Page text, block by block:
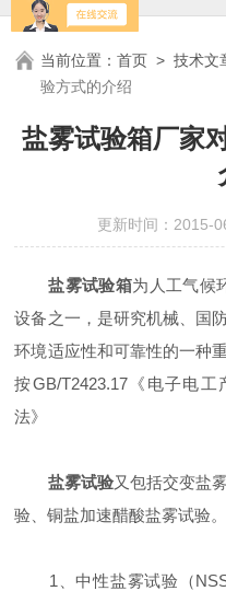
当前位置：首页 >技术文
验方式的介绍
盐雾试验箱厂家
更新时间：
盐雾试验箱为人工气候
设备之一，是研究机械、国
环境适应性和可靠性的一种
按GB/T2423.17《电子电
法》
盐雾试验又包括交变盐
验、铜盐加速醋酸盐雾试验。
1、中性盐雾试验（NSS